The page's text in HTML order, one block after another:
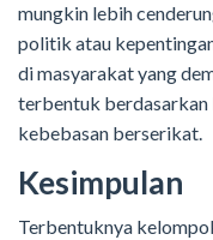
mungkin lebih
politik atau
di masyarakat yang
terbentuk berdasarkan
kebebasan berserikat.
Kesimpulan
Terbentuknya